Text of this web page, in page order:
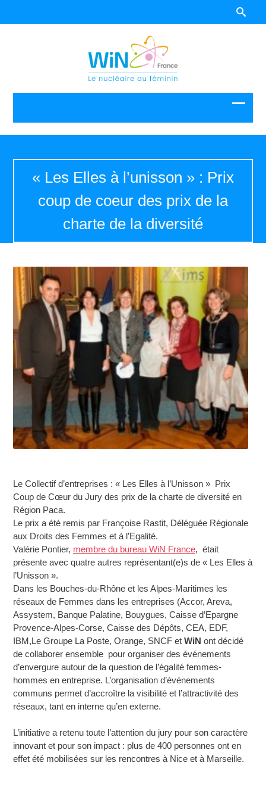
« Les Elles à l’unisson » : Prix
coup de coeur des prix de la
charte de la diversité
Le Collectif d’entreprises : « Les Elles à l’Unisson » Prix
Coup de Cœur du Jury des prix de la charte de diversité en
Région Paca.
Le prix a été remis par Françoise Rastit, Déléguée Régionale
aux Droits des Femmes et à l’Egalité.
Valérie Pontier, membre du bureau WiN France, était
présente avec quatre autres représentant(e)s de « Les Elles à
l’Unisson ».
Dans les Bouches-du-Rhône et les Alpes-Maritimes les
réseaux de Femmes dans les entreprises (Accor, Areva,
Assystem, Banque Palatine, Bouygues, Caisse d’Epargne
Provence-Alpes-Corse, Caisse des Dépôts, CEA, EDF,
IBM,Le Groupe La Poste, Orange, SNCF etWiN ont décidé
de collaborer ensemble pour organiser des événements
d’envergure autour de la question de l’égalité femmes-
hommes en entreprise. L’organisation d’événements
communs permet d’accroître la visibilité et l’attractivité des
réseaux, tant en interne qu’en externe.
L’initiative a retenu toute l’attention du jury pour son caractère
innovant et pour son impact : plus de 400 personnes ont en
effet été mobilisées sur les rencontres à Nice et à Marseille.